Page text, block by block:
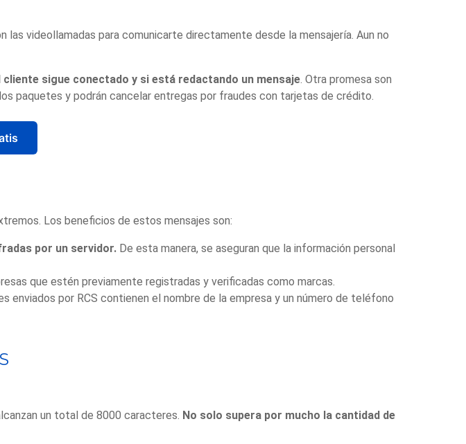
videollamadas para comunicarte directamente desde la mensajería. Aun no
sigue conectado y si está redactando un mensaje. Otra promesa son
paquetes y podrán cancelar entregas por fraudes con tarjetas de crédito.
Los beneficios de estos mensajes son:
por un servidor. De esta manera, se aseguran que la información personal
que estén previamente registradas y verificadas como marcas.
enviados por RCS contienen el nombre de la empresa y un número de teléfono
un total de 8000 caracteres. No solo supera por mucho la cantidad de